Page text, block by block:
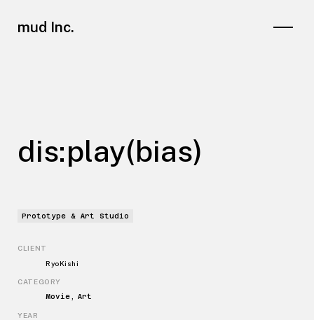
mud Inc.
dis:play(bias)
Prototype & Art Studio
CLIENT
Ryo Kishi
CATEGORY
Movie, Art
YEAR